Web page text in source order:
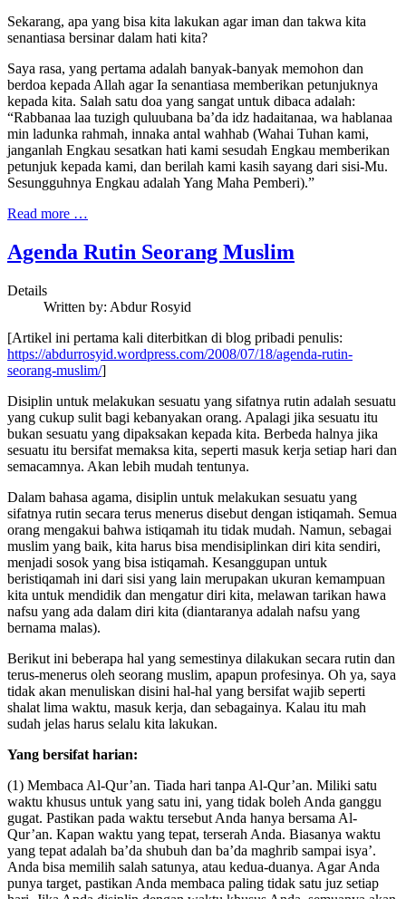
Sekarang, apa yang bisa kita lakukan agar iman dan takwa kita
senantiasa bersinar dalam hati kita?
Saya rasa, yang pertama adalah banyak-banyak memohon dan
berdoa kepada Allah agar Ia senantiasa memberikan petunjuknya
kepada kita. Salah satu doa yang sangat untuk dibaca adalah:
“Rabbanaa laa tuzigh quluubana ba’da idz hadaitanaa, wa hablanaa
min ladunka rahmah, innaka antal wahhab (Wahai Tuhan kami,
janganlah Engkau sesatkan hati kami sesudah Engkau memberikan
petunjuk kepada kami, dan berilah kami kasih sayang dari sisi-Mu.
Sesungguhnya Engkau adalah Yang Maha Pemberi).”
Read more …
Agenda Rutin Seorang Muslim
Details
Written by: Abdur Rosyid
[Artikel ini pertama kali diterbitkan di blog pribadi penulis:
https://abdurrosyid.wordpress.com/2008/07/18/agenda-rutin-
seorang-muslim/]
Disiplin untuk melakukan sesuatu yang sifatnya rutin adalah sesuatu
yang cukup sulit bagi kebanyakan orang. Apalagi jika sesuatu itu
bukan sesuatu yang dipaksakan kepada kita. Berbeda halnya jika
sesuatu itu bersifat memaksa kita, seperti masuk kerja setiap hari dan
semacamnya. Akan lebih mudah tentunya.
Dalam bahasa agama, disiplin untuk melakukan sesuatu yang
sifatnya rutin secara terus menerus disebut dengan istiqamah. Semua
orang mengakui bahwa istiqamah itu tidak mudah. Namun, sebagai
muslim yang baik, kita harus bisa mendisiplinkan diri kita sendiri,
menjadi sosok yang bisa istiqamah. Kesanggupan untuk
beristiqamah ini dari sisi yang lain merupakan ukuran kemampuan
kita untuk mendidik dan mengatur diri kita, melawan tarikan hawa
nafsu yang ada dalam diri kita (diantaranya adalah nafsu yang
bernama malas).
Berikut ini beberapa hal yang semestinya dilakukan secara rutin dan
terus-menerus oleh seorang muslim, apapun profesinya. Oh ya, saya
tidak akan menuliskan disini hal-hal yang bersifat wajib seperti
shalat lima waktu, masuk kerja, dan sebagainya. Kalau itu mah
sudah jelas harus selalu kita lakukan.
Yang bersifat harian:
(1) Membaca Al-Qur’an. Tiada hari tanpa Al-Qur’an. Miliki satu
waktu khusus untuk yang satu ini, yang tidak boleh Anda ganggu
gugat. Pastikan pada waktu tersebut Anda hanya bersama Al-
Qur’an. Kapan waktu yang tepat, terserah Anda. Biasanya waktu
yang tepat adalah ba’da shubuh dan ba’da maghrib sampai isya’.
Anda bisa memilih salah satunya, atau kedua-duanya. Agar Anda
punya target, pastikan Anda membaca paling tidak satu juz setiap